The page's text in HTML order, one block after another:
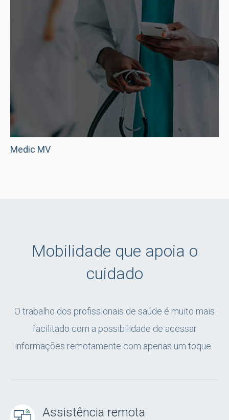
Medic MV
Mobilidade que apoia o
cuidado
O trabalho dos profissionais de saúde é muito mais
facilitado com a possibilidade de acessar
informações remotamente com apenas um toque.
Assistência remota